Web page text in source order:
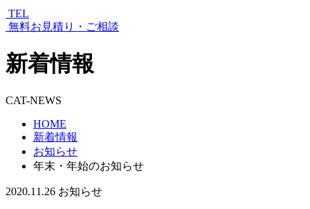
TEL
無料お見積り・ご相談
新着情報
CAT-NEWS
HOME
新着情報
お知らせ
年末・年始のお知らせ
2020.11.26 お知らせ